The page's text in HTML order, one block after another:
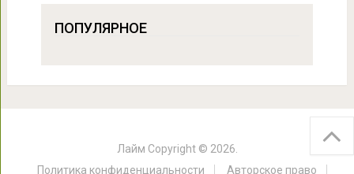
ПОПУЛЯРНОЕ
Лайм Copyright © 2026.
Политика конфиденциальности
Авторское право